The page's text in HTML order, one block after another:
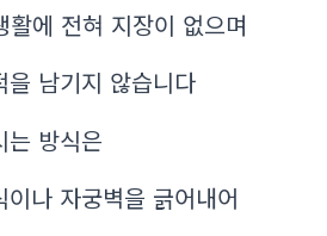
활에 전혀 지장이 없으며
남기지 않습니다
는 방식은
나 자궁벽을 긁어내어